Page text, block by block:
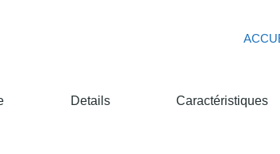
Details Caractéristiques